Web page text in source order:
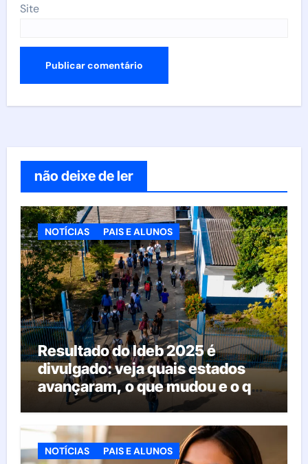
Site
não deixe de ler
NOTÍCIAS PAIS E ALUNOS
Resultado do Ideb 2025 é
divulgado: veja quais estados
avançaram, o que mudou e o que
esperar da educação brasileira
NOTÍCIAS PAIS E ALUNOS